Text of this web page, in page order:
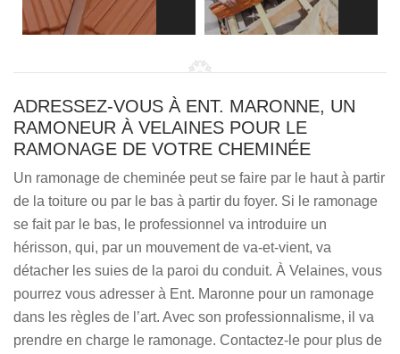
ADRESSEZ-VOUS À ENT. MARONNE, UN
RAMONEUR À VELAINES POUR LE
RAMONAGE DE VOTRE CHEMINÉE
Un ramonage de cheminée peut se faire par le haut à partir
de la toiture ou par le bas à partir du foyer. Si le ramonage
se fait par le bas, le professionnel va introduire un
hérisson, qui, par un mouvement de va-et-vient, va
détacher les suies de la paroi du conduit. À Velaines, vous
pourrez vous adresser à Ent. Maronne pour un ramonage
dans les règles de l’art. Avec son professionnalisme, il va
prendre en charge le ramonage. Contactez-le pour plus de